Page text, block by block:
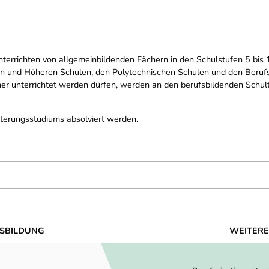
von allgemeinbildenden Fächern in den Schulstufen 5
Höheren Schulen, den Polytechnischen Schulen und den
unterrichtet werden dürfen, werden an den berufsbildenden
absolviert werden.